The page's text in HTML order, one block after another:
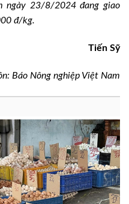
ngày 23/8/2024 đang giao
đ/kg.
Tiến Sỹ
Báo Nông nghiệp Việt Nam